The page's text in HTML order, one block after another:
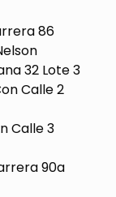
86
32 Lote 3
Calle 2
Calle 3
90a